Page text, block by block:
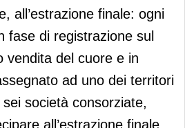
all’estrazione finale: ogni
fase di registrazione sul
vendita del cuore e in
ad uno dei territori
società consorziate,
all’estrazione finale.